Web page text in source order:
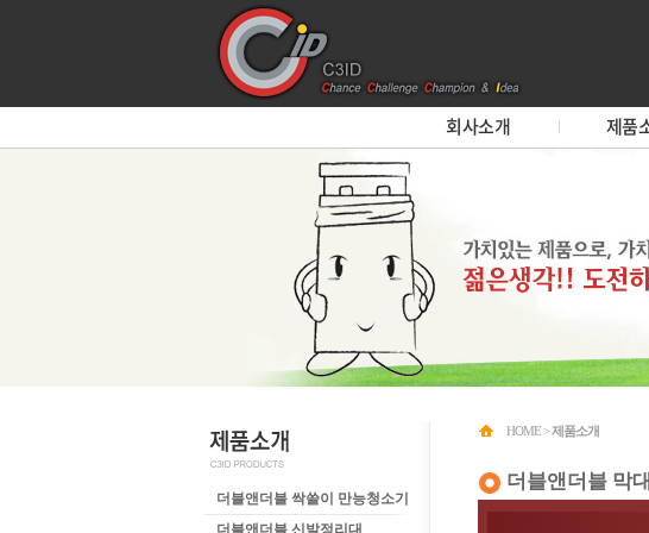
회사소개 제품
더블앤더블 싹쓸이 만능청소기
더블앤더블 신발정리대
HOME >제품소개
더블앤더블 막